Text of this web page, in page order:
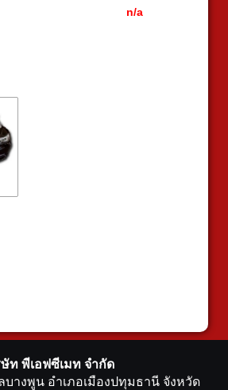
n/a
ท พีเอฟซีเมท จำกัด
บางพูน อำเภอเมืองปทุมธานี จังหวัด